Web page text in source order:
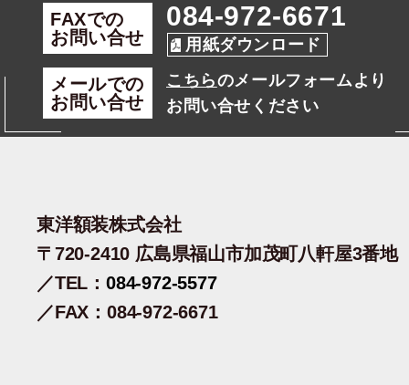
FAXでの
お問い合せ
084-972-6671
用紙ダウンロード
メールでの
お問い合せ
こちらのメールフォームより
お問い合せください
東洋額装株式会社
〒720-2410 広島県福山市加茂町八軒屋3番地
／TEL： 084-972-5577
／FAX：084-972-6671